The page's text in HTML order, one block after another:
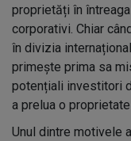
proprietăți în
corporativi. Chiar
în divizia
primește prima sa
potențiali investitori
a prelua o
Unul dintre motivele